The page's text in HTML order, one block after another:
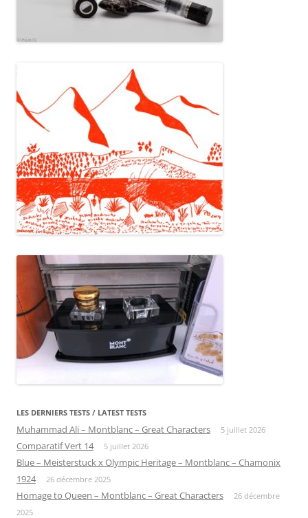
LES DERNIERS TESTS / LATEST TESTS
Muhammad Ali – Montblanc – Great Characters 5 juillet 2026
Comparatif Vert 14 5 juillet 2026
Blue – Meisterstuck x Olympic Heritage – Montblanc – Chamonix
1924
26 décembre 2025
Homage to Queen – Montblanc – Great Characters
26 décembre
2025